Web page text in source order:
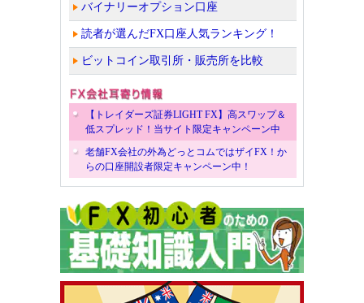
バイナリーオプション口座
読者が選んだFX口座人気ランキング！
ビットコイン取引所・販売所を比較
【トレイダーズ証券LIGHT FX】高スワップ＆
低スプレッド！当サイト限定キャンペーン中
老舗FX会社の外為どっとコムではザイFX！か
らの口座開設者限定キャンペーン中！